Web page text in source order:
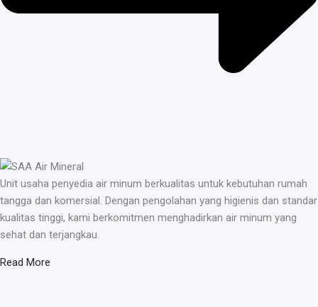
Unit usaha penyedia air minum berkualitas untuk kebutuhan rumah
tangga dan komersial. Dengan pengolahan yang higienis dan standar
kualitas tinggi, kami berkomitmen menghadirkan air minum yang
sehat dan terjangkau.
Read More